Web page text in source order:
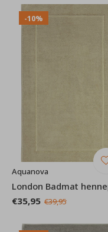
-10%
Aquanova
London Badmat
€35,95 €39,95